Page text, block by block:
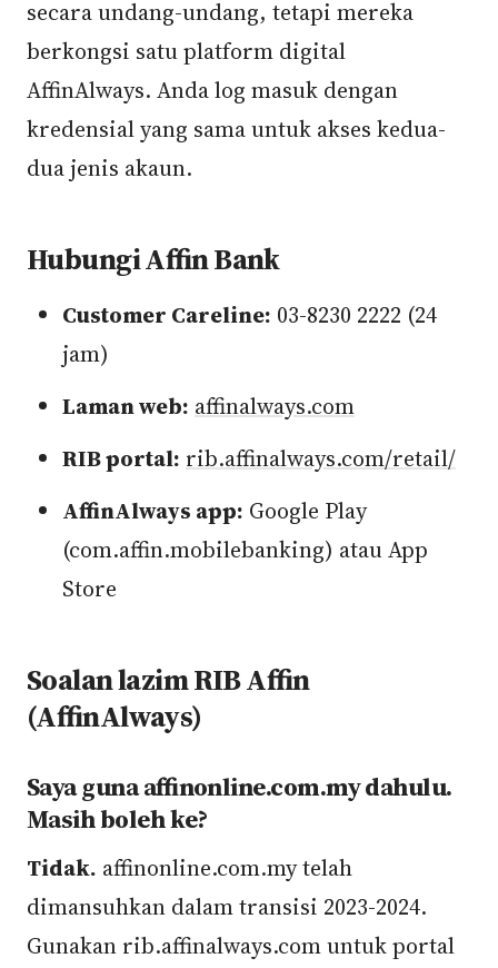
secara undang-undang, tetapi mereka
berkongsi satu platform digital
AffinAlways. Anda log masuk dengan
kredensial yang sama untuk akses kedua-
dua jenis akaun.
Hubungi Affin Bank
Customer Careline: 03-8230 2222 (24
jam)
Laman web: affinalways.com
RIB portal: rib.affinalways.com/retail/
AffinAlways app: Google Play
(com.affin.mobilebanking) atau App
Store
Soalan lazim RIB Affin
(AffinAlways)
Saya guna affinonline.com.my dahulu.
Masih boleh ke?
Tidak. affinonline.com.my telah
dimansuhkan dalam transisi 2023-2024.
Gunakan rib.affinalways.com untuk portal